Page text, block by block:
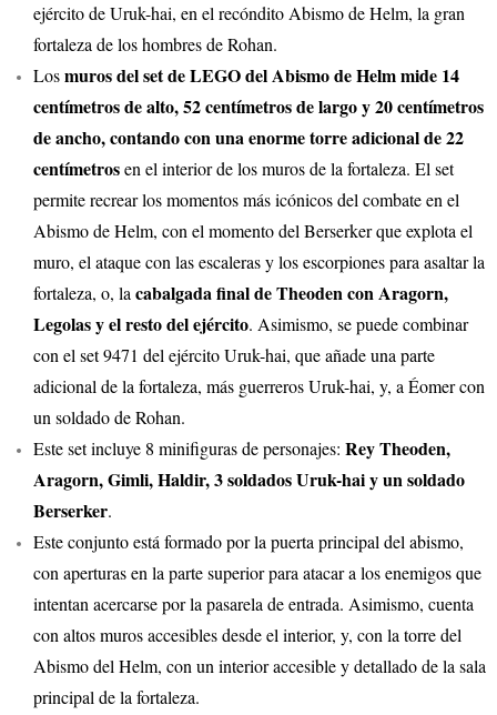
ejército de Uruk-hai, en el recóndito Abismo de Helm, la gran
fortaleza de los hombres de Rohan.
Losmuros del set de LEGO del Abismo de Helm mide 14
centímetros de alto, 52 centímetros de largo y 20 centímetros
de ancho, contando con una enorme torre adicional de 22
centímetrosen el interior de los muros de la fortaleza. El set
permite recrear los momentos más icónicos del combate en el
Abismo de Helm, con el momento del Berserker que explota el
muro, el ataque con las escaleras y los escorpiones para asaltar la
fortaleza, o, lacabalgada final de Theoden con Aragorn,
Legolas y el resto del ejército. Asimismo, se puede combinar
con el set 9471 del ejército Uruk-hai, que añade una parte
adicional de la fortaleza, más guerreros Uruk-hai, y, a Éomer con
un soldado de Rohan.
Este set incluye 8 minifiguras de personajes: Rey Theoden,
Aragorn, Gimli, Haldir, 3 soldados Uruk-hai y un soldado
Berserker.
Este conjunto está formado por la puerta principal del abismo,
con aperturas en la parte superior para atacar a los enemigos que
intentan acercarse por la pasarela de entrada. Asimismo, cuenta
con altos muros accesibles desde el interior, y, con la torre del
Abismo del Helm, con un interior accesible y detallado de la sala
principal de la fortaleza.